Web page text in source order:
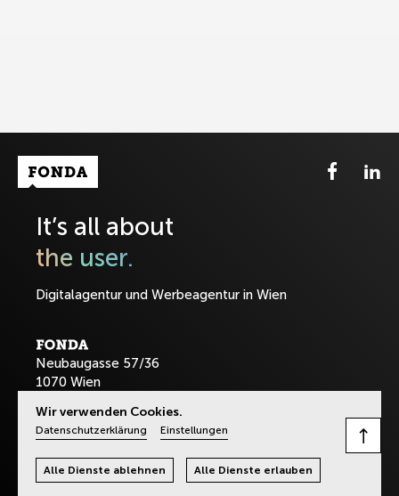
Fonda Logo
It’s all about
the user.
Digitalagentur und Werbeagentur in Wien
Neubaugasse 57/36
1070 Wien
T:+43-1-8901589
office@fonda.at
Wir verwenden Cookies.
Datenschutzerklärung Einstellungen
Alle Dienste ablehnen Alle Dienste erlauben